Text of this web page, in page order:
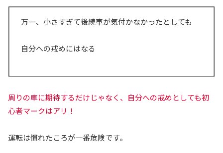
万一、小さすぎて後続車が気付かなかったとしても
自分への戒めにはなる
周りの車に期待するだけじゃなく、自分への戒めとしても初
心者マークはアリ！
運転は慣れたころが一番危険です。